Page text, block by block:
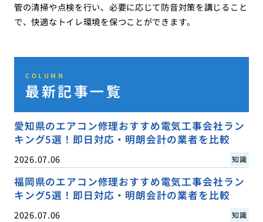
管の清掃や点検を行い、必要に応じて防音対策を講じること
で、快適なトイレ環境を保つことができます。
COLUMN
最新記事一覧
愛知県のエアコン修理おすすめ電気工事会社ラン
キング5選！即日対応・明朗会計の業者を比較
2026.07.06 知識
福岡県のエアコン修理おすすめ電気工事会社ラン
キング5選！即日対応・明朗会計の業者を比較
2026.07.06 知識